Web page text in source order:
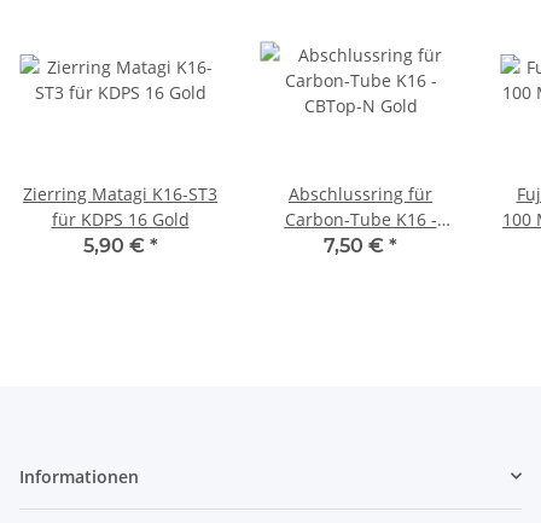
Zierring Matagi K16-ST3
für KDPS 16 Gold
5,90 € *
Abschlussring für
Carbon-Tube K16 -
CBTop-N Gold
7,50 € *
100
Informationen